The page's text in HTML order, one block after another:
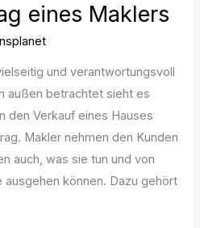
eines Maklers
und verantwortungsvoll
außen betrachtet sieht es
den Verkauf eines Hauses
Makler nehmen den Kunden
auch, was sie tun und von
können. Dazu gehört